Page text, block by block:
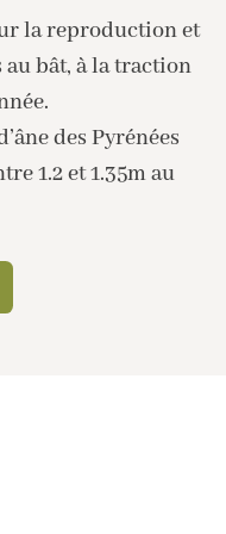
la reproduction et
bât, à la traction
des Pyrénées
1.2 et 1.35m au